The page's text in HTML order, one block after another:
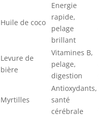
Huile de coco
Energie
rapide,
pelage
brillant
Levure de
bière
Vitamines B,
pelage,
digestion
Myrtilles
Antioxydants,
santé
cérébrale